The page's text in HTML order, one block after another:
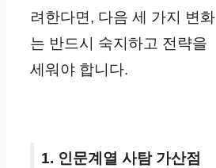
려한다면, 다음 세 가지 변화
는 반드시 숙지하고 전략을
세워야 합니다.
1. 인문계열 사탐 가산점